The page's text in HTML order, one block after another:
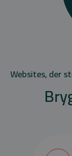
Websites, der